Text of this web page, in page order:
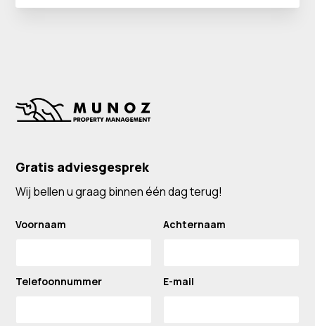
Gratis adviesgesprek
Wij bellen u graag binnen één dag terug!
Voornaam Achternaam
Telefoonnummer E-mail